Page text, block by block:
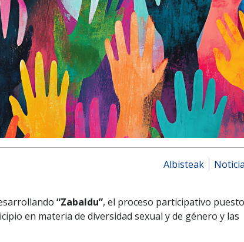
Albisteak
“Zabaldu”, el proceso participativo puesto
en materia de diversidad sexual y de género y las